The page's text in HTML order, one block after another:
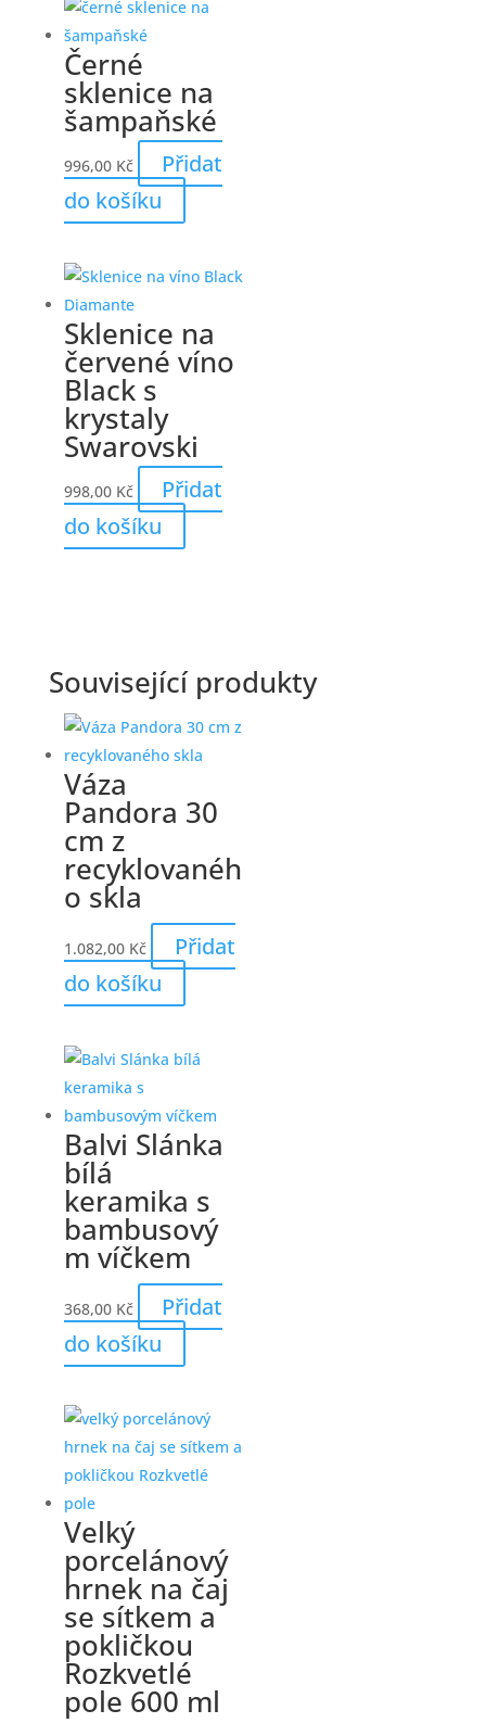
Černé
sklenice na
šampaňské
996,00 Kč
Přidat
do košíku
Sklenice na
červené víno
Black s
krystaly
Swarovski
998,00 Kč
Přidat
do košíku
Související produkty
Váza
Pandora 30
cm z
recyklovanéh
o skla
1.082,00 Kč
Přidat
do košíku
Balvi Slánka
bílá
keramika s
bambusový
m víčkem
368,00 Kč
Přidat
do košíku
Velký
porcelánový
hrnek na čaj
se sítkem a
pokličkou
Rozkvetlé
pole 600 ml